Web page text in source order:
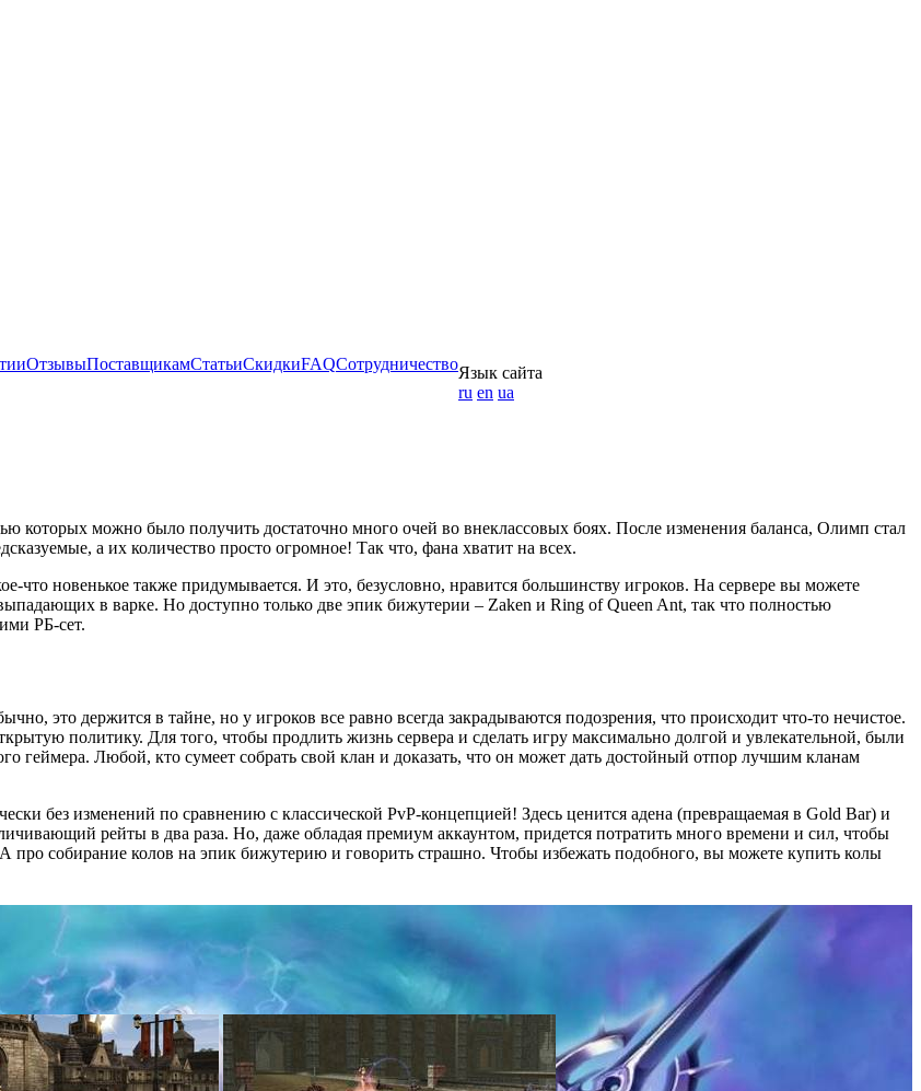
ОтзывыПоставщикамСтатьиСкидкиFAQСотрудничествоЯзык сайта
ru en ua
можно было получить достаточно много очей во внеклассовых боях. После изменения баланса, Олимп стал
а их количество просто огромное! Так что, фана хватит на всех.
что новенькое также придумывается. И это, безусловно, нравится большинству игроков. На сервере вы можете
в варке. Но доступно только две эпик бижутерии – Zaken и Ring of Queen Ant, так что полностью
РБ-сет.
это держится в тайне, но у игроков все равно всегда закрадываются подозрения, что происходит что-то нечистое.
политику. Для того, чтобы продлить жизнь сервера и сделать игру максимально долгой и увлекательной, были
геймера. Любой, кто сумеет собрать свой клан и доказать, что он может дать достойный отпор лучшим кланам
без изменений по сравнению с классической PvP-концепцией! Здесь ценится адена (превращаемая в Gold Bar) и
рейты в два раза. Но, даже обладая премиум аккаунтом, придется потратить много времени и сил, чтобы
про собирание колов на эпик бижутерию и говорить страшно. Чтобы избежать подобного, вы можете купить колы